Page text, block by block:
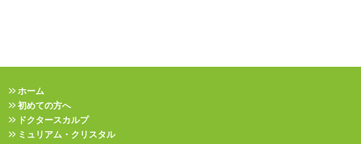
ホーム
初めての方へ
ドクタースカルプ
ミュリアム・クリスタル